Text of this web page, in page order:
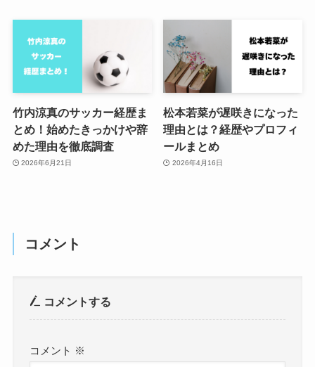
竹内涼真のサッカー経歴ま
とめ！始めたきっかけや辞
めた理由を徹底調査
2026年6月21日
松本若菜が遅咲きになった
理由とは？経歴やプロフィ
ールまとめ
2026年4月16日
コメント
コメントする
コメント ※